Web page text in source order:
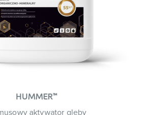
HUMMER™
aktywator gleby